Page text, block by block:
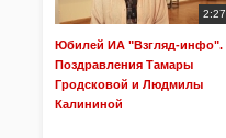
2:27
Юбилей ИА "Взгляд-инфо".
Поздравления Тамары
Гродсковой и Людмилы
Калининой